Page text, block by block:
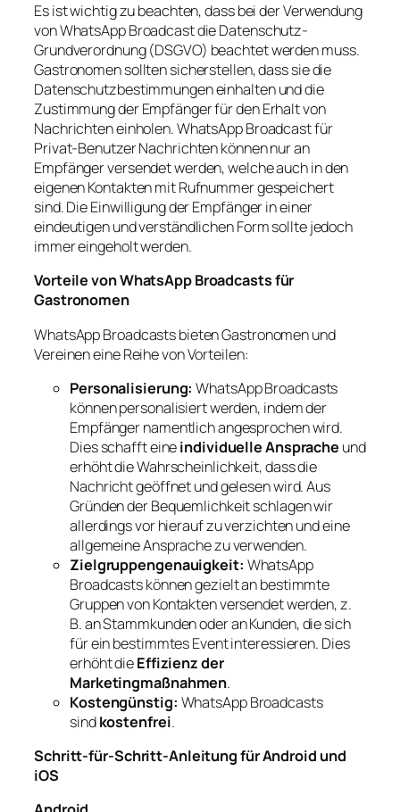
Es ist wichtig zu beachten, dass bei der Verwendung
von WhatsApp Broadcast die Datenschutz-
Grundverordnung (DSGVO) beachtet werden muss.
Gastronomen sollten sicherstellen, dass sie die
Datenschutzbestimmungen einhalten und die
Zustimmung der Empfänger für den Erhalt von
Nachrichten einholen. WhatsApp Broadcast für
Privat-Benutzer Nachrichten können nur an
Empfänger versendet werden, welche auch in den
eigenen Kontakten mit Rufnummer gespeichert
sind. Die Einwilligung der Empfänger in einer
eindeutigen und verständlichen Form sollte jedoch
immer eingeholt werden.
Vorteile von WhatsApp Broadcasts für
Gastronomen
WhatsApp Broadcasts bieten Gastronomen und
Vereinen eine Reihe von Vorteilen:
Personalisierung: WhatsApp Broadcasts
können personalisiert werden, indem der
Empfänger namentlich angesprochen wird.
Dies schafft eineindividuelle Ansprache und
erhöht die Wahrscheinlichkeit, dass die
Nachricht geöffnet und gelesen wird. Aus
Gründen der Bequemlichkeit schlagen wir
allerdings vor hierauf zu verzichten und eine
allgemeine Ansprache zu verwenden.
Zielgruppengenauigkeit: WhatsApp
Broadcasts können gezielt an bestimmte
Gruppen von Kontakten versendet werden, z.
B. an Stammkunden oder an Kunden, die sich
für ein bestimmtes Event interessieren. Dies
erhöht dieEffizienz der
Marketingmaßnahmen.
Kostengünstig: WhatsApp Broadcasts
sindkostenfrei.
Schritt-für-Schritt-Anleitung für Android und
iOS